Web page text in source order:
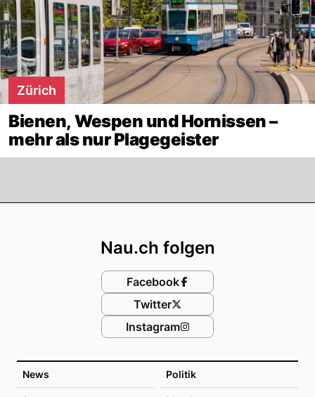
Zürich
Bienen, Wespen und Hornissen –
mehr als nur Plagegeister
News Politik
Nau.ch folgen
Facebook
Twitter
Instagram